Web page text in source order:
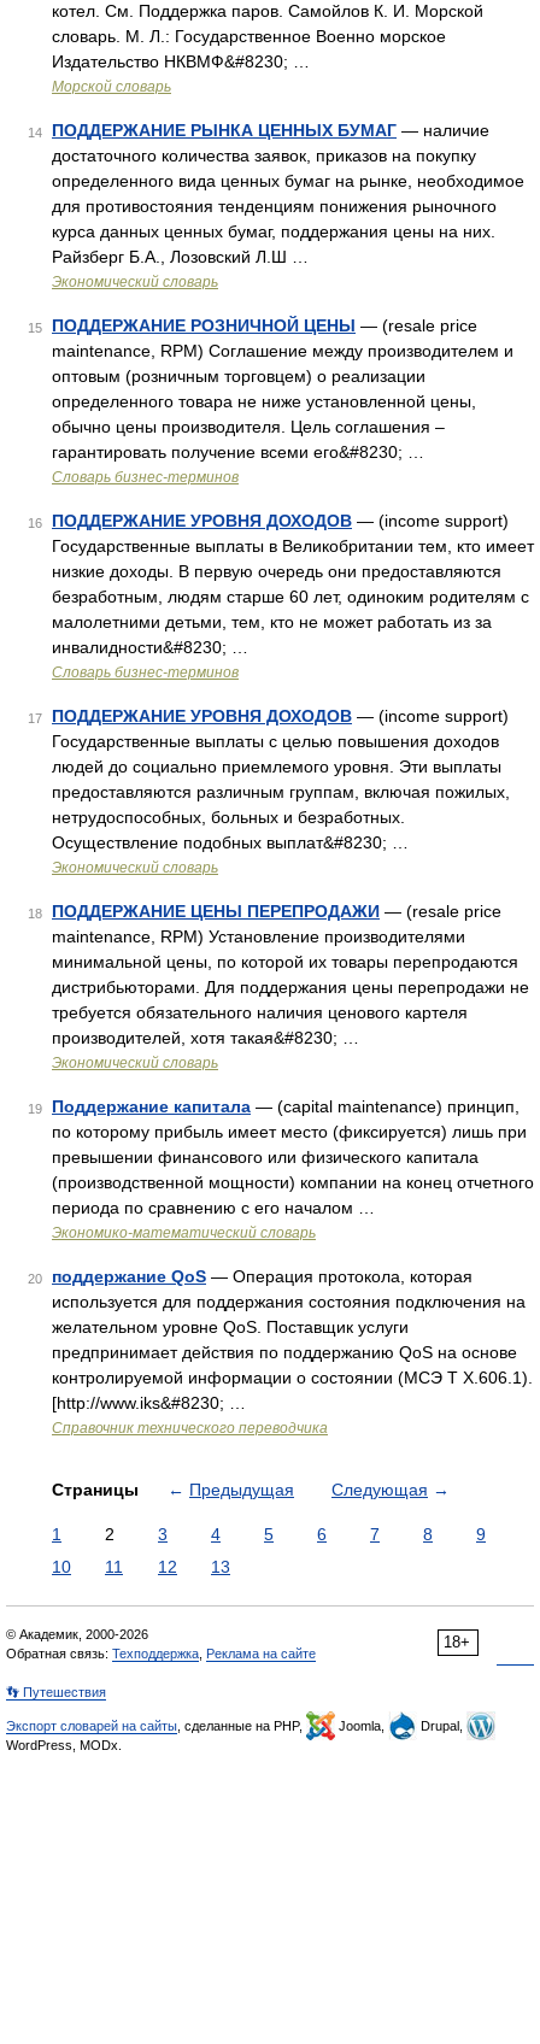
котел. См. Поддержка паров. Самойлов К. И. Морской
словарь. М. Л.: Государственное Военно морское
Издательство НКВМФ&#8230; …
Морской словарь
14 ПОДДЕРЖАНИЕ РЫНКА ЦЕННЫХ БУМАГ — наличие
достаточного количества заявок, приказов на покупку
определенного вида ценных бумаг на рынке, необходимое
для противостояния тенденциям понижения рыночного
курса данных ценных бумаг, поддержания цены на них.
Райзберг Б.А., Лозовский Л.Ш …
Экономический словарь
15 ПОДДЕРЖАНИЕ РОЗНИЧНОЙ ЦЕНЫ — (resale price
maintenance, RPM) Соглашение между производителем и
оптовым (розничным торговцем) о реализации
определенного товара не ниже установленной цены,
обычно цены производителя. Цель соглашения –
гарантировать получение всеми его&#8230; …
Словарь бизнес-терминов
16 ПОДДЕРЖАНИЕ УРОВНЯ ДОХОДОВ — (income support)
Государственные выплаты в Великобритании тем, кто имеет
низкие доходы. В первую очередь они предоставляются
безработным, людям старше 60 лет, одиноким родителям с
малолетними детьми, тем, кто не может работать из за
инвалидности&#8230; …
Словарь бизнес-терминов
17 ПОДДЕРЖАНИЕ УРОВНЯ ДОХОДОВ — (income support)
Государственные выплаты с целью повышения доходов
людей до социально приемлемого уровня. Эти выплаты
предоставляются различным группам, включая пожилых,
нетрудоспособных, больных и безработных.
Осуществление подобных выплат&#8230; …
Экономический словарь
18 ПОДДЕРЖАНИЕ ЦЕНЫ ПЕРЕПРОДАЖИ — (resale price
maintenance, RPM) Установление производителями
минимальной цены, по которой их товары перепродаются
дистрибьюторами. Для поддержания цены перепродажи не
требуется обязательного наличия ценового картеля
производителей, хотя такая&#8230; …
Экономический словарь
19 Поддержание капитала — (capital maintenance) принцип,
по которому прибыль имеет место (фиксируется) лишь при
превышении финансового или физического капитала
(производственной мощности) компании на конец отчетного
периода по сравнению с его началом …
Экономико-математический словарь
20 поддержание QoS — Операция протокола, которая
используется для поддержания состояния подключения на
желательном уровне QoS. Поставщик услуги
предпринимает действия по поддержанию QoS на основе
контролируемой информации о состоянии (МСЭ Т Х.606.1).
[http://www.iks&#8230; …
Справочник технического переводчика
Страницы ← Предыдущая Следующая →
1 2 3 4 5 6 7 8
9
10
11 12 13
18+
© Академик, 2000-2026
Обратная связь: Техподдержка Реклама на сайте
👣 Путешествия
Экспорт словарей на сайты , сделанные на PHP, Joomla,
Drupal,
WordPress, MODx.